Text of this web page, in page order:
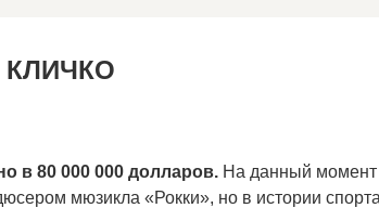
КЛИЧКО
в 80 000 000 долларов. На данный момент
мюзикла «Рокки», но в истории